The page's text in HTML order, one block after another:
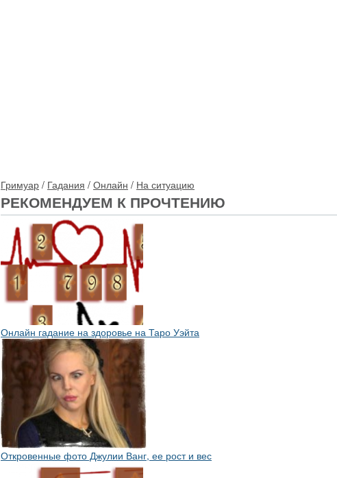
Гримуар / Гадания / Онлайн / На ситуацию
РЕКОМЕНДУЕМ К ПРОЧТЕНИЮ
Онлайн гадание на здоровье на Таро Уэйта
Откровенные фото Джулии Ванг, ее рост и вес